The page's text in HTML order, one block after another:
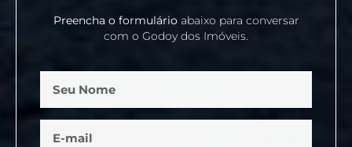
Preencha o formulárioabaixo para conversar
com o Godoy dos Imóveis.